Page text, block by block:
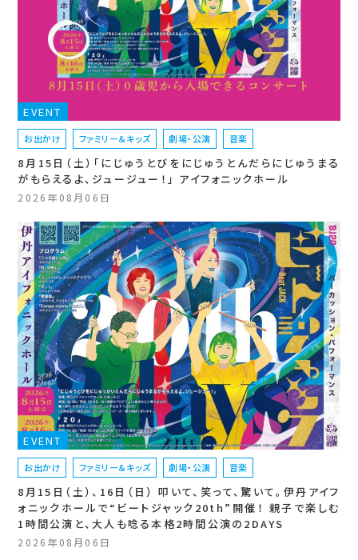
EVENT
お出かけ ファミリー＆キッズ 劇場・公演 音楽
8月15日（土）「にじゅうとびをにじゅうとんだらにじゅうまる
がもらえるよ、ジュージュー！」 アイフォニックホール
2026年08月06日
EVENT
お出かけ ファミリー＆キッズ 劇場・公演 音楽
8月15日（土）、16日（日） 叩いて、笑って、驚いて。伊丹アイフ
ォニックホールで“ビートジャック20th”開催！ 親子で楽しむ
1時間公演と、大人も唸る本格2時間公演の2DAYS
2026年08月06日